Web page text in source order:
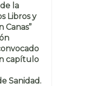
la
Libros y
Canas”
capítulo
Sanidad.